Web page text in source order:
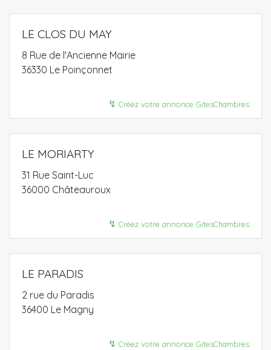
LE CLOS DU MAY
8 Rue de l'Ancienne Mairie
36330 Le Poinçonnet
↯ Créez votre annonce GitesChambres
LE MORIARTY
31 Rue Saint-Luc
36000 Châteauroux
↯ Créez votre annonce GitesChambres
LE PARADIS
2 rue du Paradis
36400 Le Magny
↯ Créez votre annonce GitesChambres